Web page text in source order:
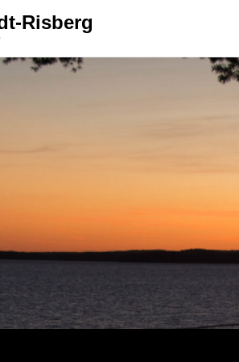
Risberg